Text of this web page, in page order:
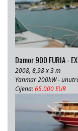
Damor 900 FURIA -
2008, 8,98 x 3 m
Yanmar 200kW -
Cijena:65.000 EUR